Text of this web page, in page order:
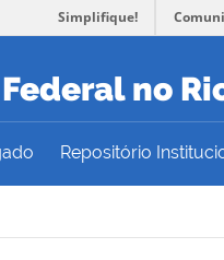
Simplifique!
no
Repositório